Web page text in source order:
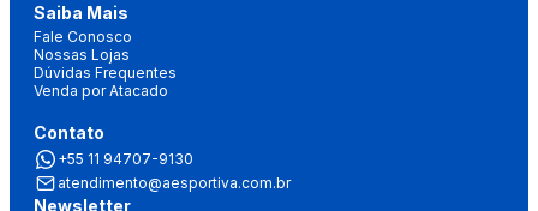
Saiba Mais
Fale Conosco
Nossas Lojas
Dúvidas Frequentes
Venda por Atacado
Contato
+55 11 94707-9130
atendimento@aesportiva.com.br
Newsletter